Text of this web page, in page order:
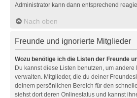
Administrator kann dann entsprechend
Nach oben
Freunde und ignorierte Mitglieder
Wozu benötige ich die Listen der Freunde
Du kannst diese Listen benutzen, um andere
verwalten. Mitglieder, die du deiner
deinem persönlichen Bereich für den
siehst dort deren Onlinestatus und kannst